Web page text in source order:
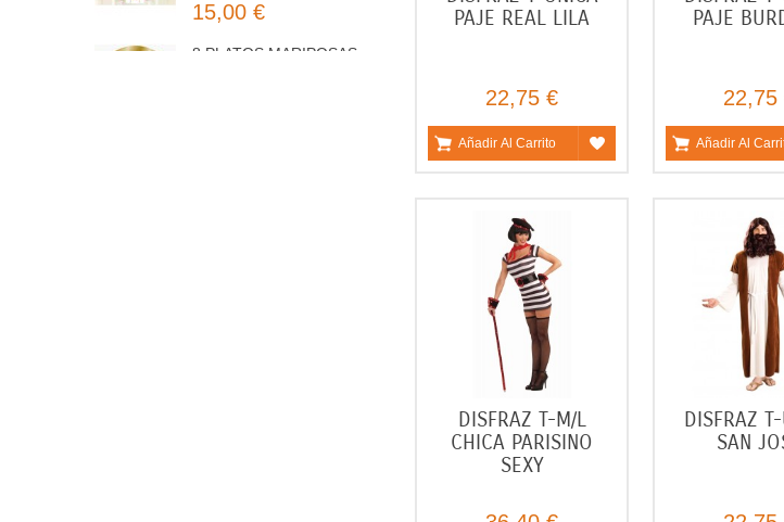
COLORES 23CM
3,50 €
PAJE REAL LILA
22,75 €
Añadir Al Carrito
PAJE
22,75
Añadir Al
DISFRAZ T-M/L
CHICA PARISINO
SEXY
DISFRAZ
SAN